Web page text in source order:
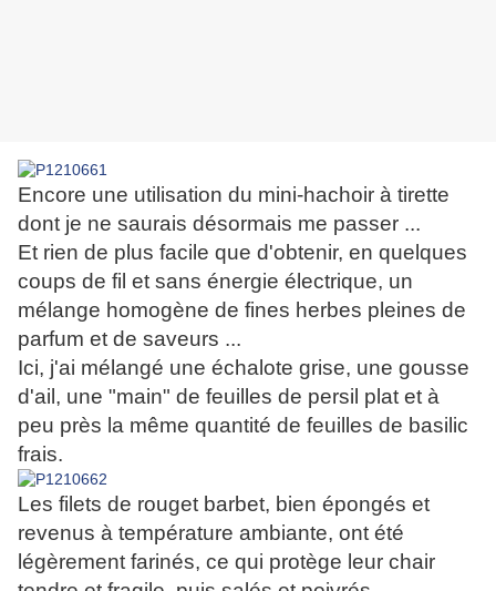
Encore une utilisation du mini-hachoir à tirette
dont je ne saurais désormais me passer ...
Et rien de plus facile que d'obtenir, en quelques
coups de fil et sans énergie électrique, un
mélange homogène de fines herbes pleines de
parfum et de saveurs ...
Ici, j'ai mélangé une échalote grise, une gousse
d'ail, une "main" de feuilles de persil plat et à
peu près la même quantité de feuilles de basilic
frais.
Les filets de rouget barbet, bien épongés et
revenus à température ambiante, ont été
légèrement farinés, ce qui protège leur chair